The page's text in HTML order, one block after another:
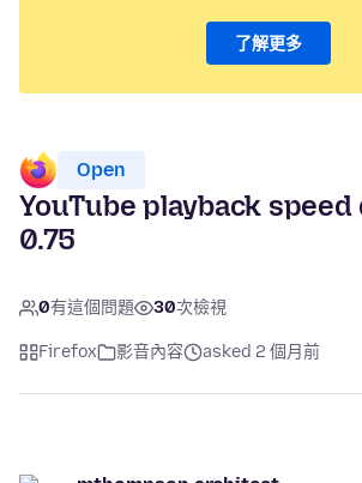
了解更多
Open
YouTube playback
0.75
0有這個問題 30次檢視
Firefox 影音內容 asked 2 個月前